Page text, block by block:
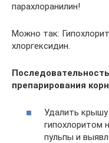
парахлоранилин!
Можно так:
хлоргексидин.
препарирования
Удалить
гипохлоритом
пульпы и